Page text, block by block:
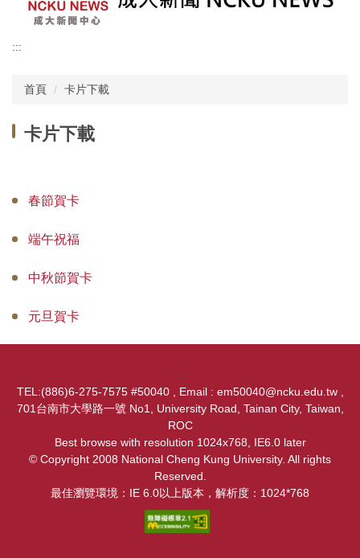
:::
首頁 卡片下載
卡片下載
春節賀卡
端午祝福
中秋節賀卡
元旦賀卡
:::
TEL:(886)6-275-7575 #50040 , Email : em50040@ncku.edu.tw ,
701台南市大學路一號 No1, University Road, Tainan City, Taiwan,
ROC
Best browse with resolution 1024x768, IE6.0 later
© Copyright 2008 National Cheng Kung University. All rights
Reserved.
最佳瀏覽環境：IE 6.0以上版本，解析度：1024*768